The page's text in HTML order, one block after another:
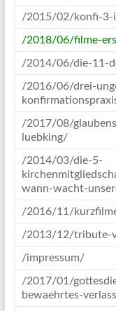
/2015/02/konfi-3-
/2018/06/filme-
/2014/06/die-11-
/2016/06/drei-
/2017/08/
luebking/
/2014/03/die-5-
wann-wacht-
/2016/11/
/2013/12/tribute-
/impressum/
/2017/01/
bewaehrtes-